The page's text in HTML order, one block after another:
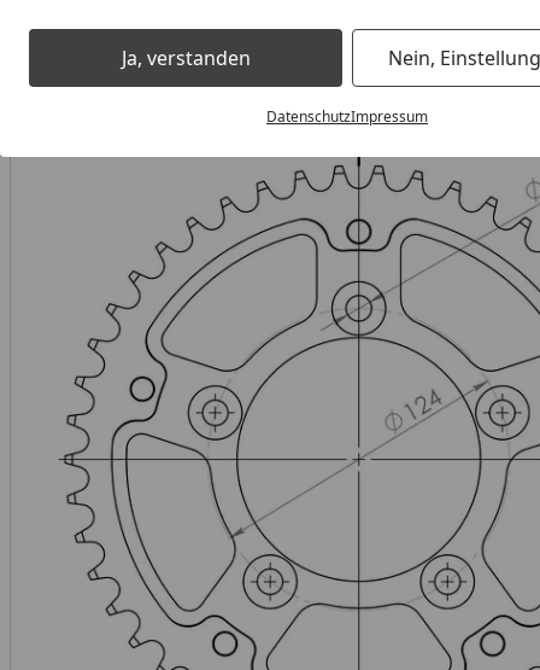
Ja, verstanden Nein,
DatenschutzImpressum
Motorradteile & Ersatzteile Kraftübertragung Kettenrad